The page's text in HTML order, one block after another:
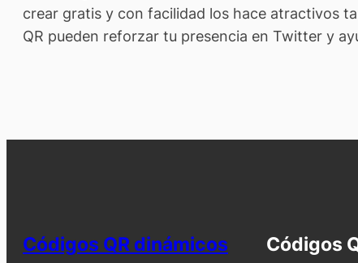
crear gratis y con facilidad los hace atractivos
QR pueden reforzar tu presencia en Twitter y
Códigos QR dinámicos Códigos